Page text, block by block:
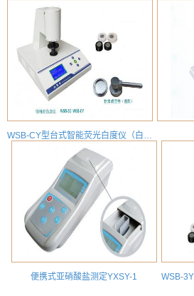
WSB-CY型台式智能荧光白度仪（白度计）R457蓝光白度仪
便携式亚硝酸盐测定YXSY-1